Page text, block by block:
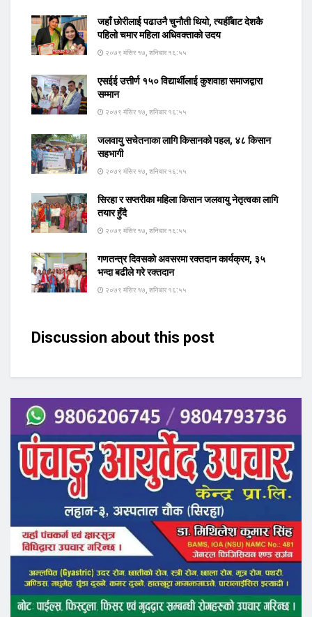
जहाँ छोरीलाई पढाउनै चुनौती थियो, त्यहीँबाट देशकै
पहिलो चमार महिला अधिवक्ताको उदय
२०७९ मंसिर १७, शनिबार १६:५५
एसईई उत्तीर्ण १५० विद्यार्थीलाई कुशवाहा समाजद्वारा
सम्मान
२०७९ मंसिर १७, शनिबार १६:५५
जलवायु सचेतनाका लागि किसानको पहल, ४८ किसान
सहभागी
२०७९ मंसिर १७, शनिबार १६:५५
सिरहा र सप्तरीका महिला किसान जलवायु नेतृत्वका लागि
तयार हुँदै
२०७९ मंसिर १७, शनिबार १६:५५
गणतन्त्र दिवसको अवसरमा रक्तदान कार्यक्रम, ३५
भन्दा बढीले गरे रक्तदान
२०७९ मंसिर १७, शनिबार १६:५५
Discussion about this post